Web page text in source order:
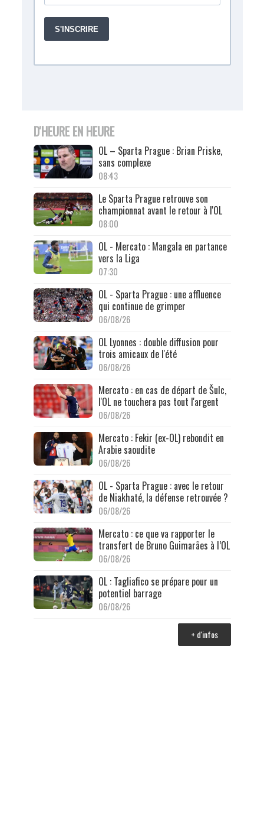
D'HEURE EN HEURE
OL – Sparta Prague : Brian Priske,
sans complexe
08:43
Le Sparta Prague retrouve son
championnat avant le retour à l'OL
08:00
OL - Mercato : Mangala en partance
vers la Liga
07:30
OL - Sparta Prague : une affluence
qui continue de grimper
06/08/26
OL Lyonnes : double diffusion pour
trois amicaux de l'été
06/08/26
Mercato : en cas de départ de Šulc,
l'OL ne touchera pas tout l'argent
06/08/26
Mercato : Fekir (ex-OL) rebondit en
Arabie saoudite
06/08/26
OL - Sparta Prague : avec le retour
de Niakhaté, la défense retrouvée ?
06/08/26
Mercato : ce que va rapporter le
transfert de Bruno Guimarães à l’OL
06/08/26
OL : Tagliafico se prépare pour un
potentiel barrage
06/08/26
+ d'infos